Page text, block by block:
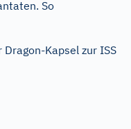
So
Kapsel zur ISS